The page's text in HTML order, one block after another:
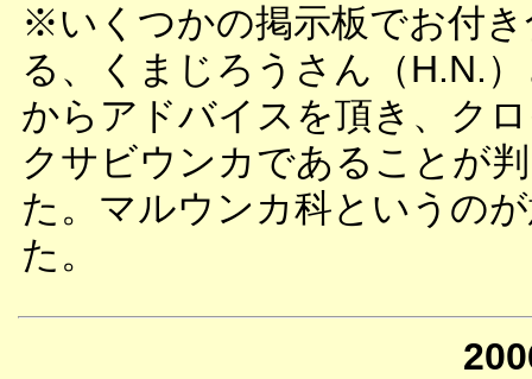
※いくつかの掲示板でお付
る、くまじろうさん（H.N.
からアドバイスを頂き、ク
クサビウンカであることが
た。マルウンカ科というの
た。